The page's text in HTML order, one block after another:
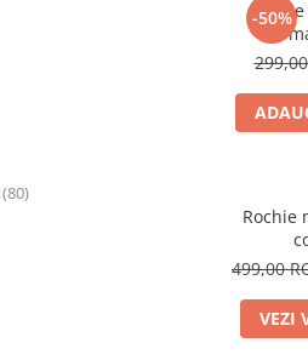
(80)
-50%
Rochie
499,00
VEZI